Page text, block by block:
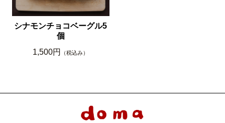
シナモンチョコベーグル5
個
1,500円
（税込み）